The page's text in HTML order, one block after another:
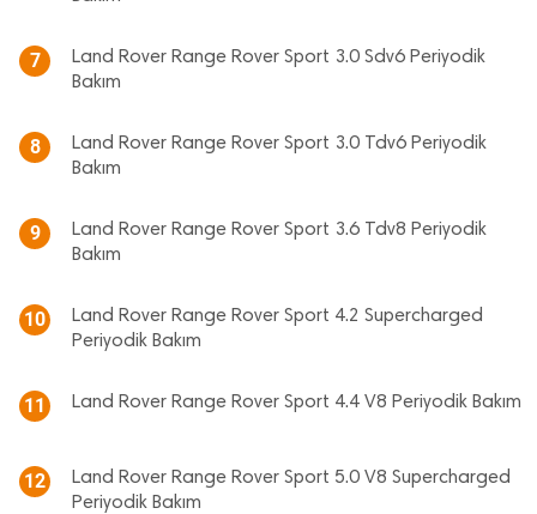
7
Land Rover Range Rover Sport 3.0 Sdv6 Periyodik
Bakım
8
Land Rover Range Rover Sport 3.0 Tdv6 Periyodik
Bakım
9
Land Rover Range Rover Sport 3.6 Tdv8 Periyodik
Bakım
10
Land Rover Range Rover Sport 4.2 Supercharged
Periyodik Bakım
11 Land Rover Range Rover Sport 4.4 V8 Periyodik Bakım
12
Land Rover Range Rover Sport 5.0 V8 Supercharged
Periyodik Bakım